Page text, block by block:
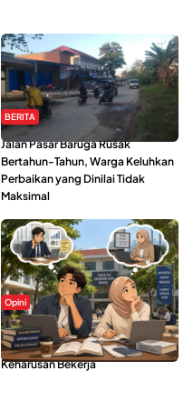
BERITA
Jalan Pasar Baruga Rusak
Bertahun-Tahun, Warga Keluhkan
Perbaikan yang Dinilai Tidak
Maksimal
Opini
Kerasnya Kehidupan Mahasiswa di
Tengah Gempuran Tugas dan
Keharusan Bekerja